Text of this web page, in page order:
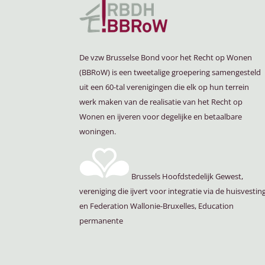
De vzw Brusselse Bond voor het Recht op Wonen
(BBRoW) is een tweetalige groepering samengesteld
uit een 60-tal verenigingen die elk op hun terrein
werk maken van de realisatie van het Recht op
Wonen en ijveren voor degelijke en betaalbare
woningen.
Brussels Hoofdstedelijk Gewest,
vereniging die ijvert voor integratie via de
en Federation Wallonie-Bruxelles, Education
permanente